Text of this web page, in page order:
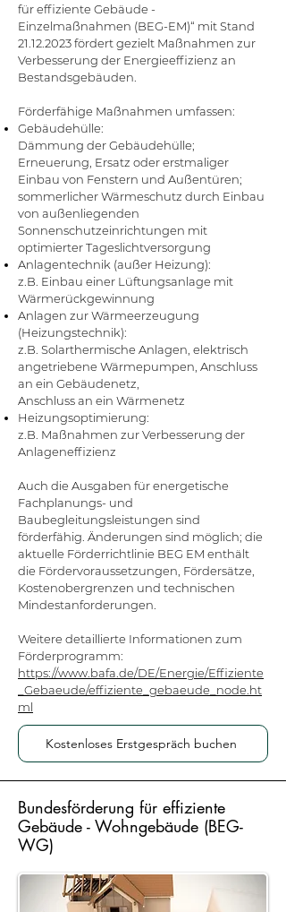
für effiziente Gebäude -
Einzelmaßnahmen (BEG-EM)“ mit Stand
21.12.2023fördert gezielt Maßnahmen zur
Verbesserung der Energieeffizienz an
Bestandsgebäuden.
Förderfähige Maßnahmen umfassen:
Gebäudehülle:
Dämmung der Gebäudehülle;
Erneuerung, Ersatz oder erstmaliger
Einbau von Fenstern und Außentüren;
sommerlicher Wärmeschutz durch Einbau
von außenliegenden
Sonnenschutzeinrichtungen mit
optimierter Tageslichtversorgung
Anlagentechnik (außer Heizung):
z.B. Einbau einer Lüftungsanlage mit
Wärmerückgewinnung
Anlagen zur Wärmeerzeugung
(Heizungstechnik):
z.B. Solarthermische Anlagen, elektrisch
angetriebene Wärmepumpen, Anschluss
an ein Gebäudenetz,
Anschluss an ein Wärmenetz
Heizungsoptimierung:
z.B. Maßnahmen zur Verbesserung der
Anlageneffizienz
Auch die Ausgaben für energetische
Fachplanungs- und
Baubegleitungsleistungen sind
förderfähig. Änderungen sind möglich; die
aktuelle Förderrichtlinie BEG EM enthält
die Fördervoraussetzungen, Fördersätze,
Kostenobergrenzen und technischen
Mindestanforderungen.
Weitere detaillierte Informationen zum
Förderprogramm:
https://www.bafa.de/DE/Energie/Effiziente
_Gebaeude/effiziente_gebaeude_node.ht
ml
Kostenloses Erstgespräch buchen
Bundesförderung für effiziente
Gebäude - Wohngebäude (BEG-
WG)